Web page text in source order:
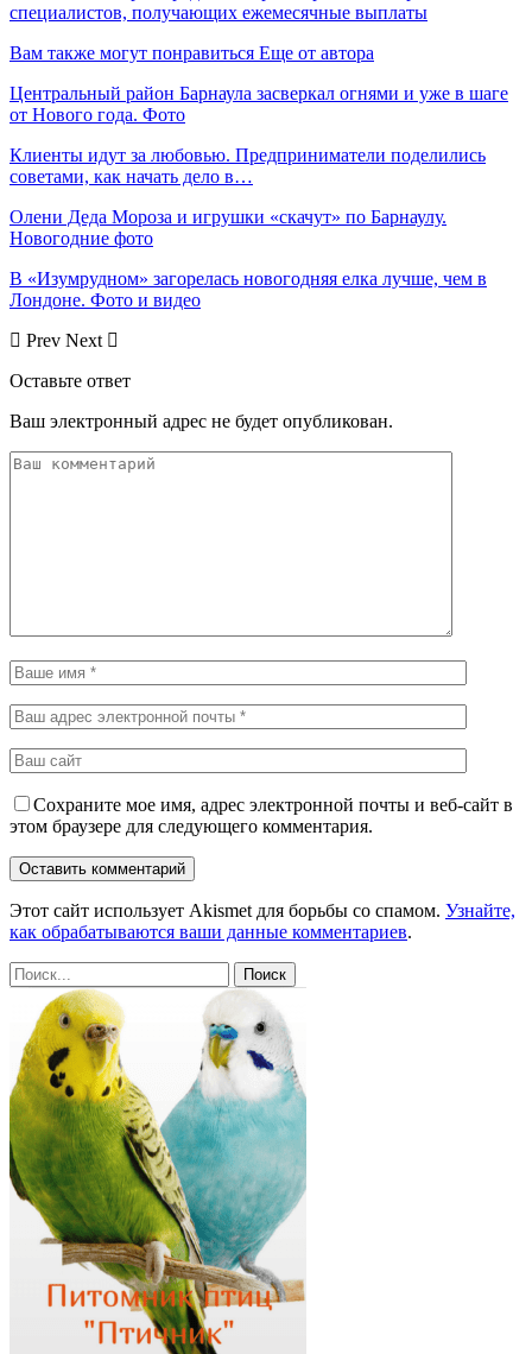
специалистов, получающих ежемесячные выплаты
Вам также могут понравиться Еще от автора
Центральный район Барнаула засверкал огнями и уже в шаге
от Нового года. Фото
Клиенты идут за любовью. Предприниматели поделились
советами, как начать дело в…
Олени Деда Мороза и игрушки «скачут» по Барнаулу.
Новогодние фото
В «Изумрудном» загорелась новогодняя елка лучше, чем в
Лондоне. Фото и видео
Prev Next
Оставьте ответ
Ваш электронный адрес не будет опубликован.
Сохраните мое имя, адрес электронной почты и веб-сайт в
этом браузере для следующего комментария.
Этот сайт использует Akismet для борьбы со спамом. Узнайте,
как обрабатываются ваши данные комментариев.